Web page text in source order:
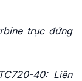
trục đứng
40: Liên